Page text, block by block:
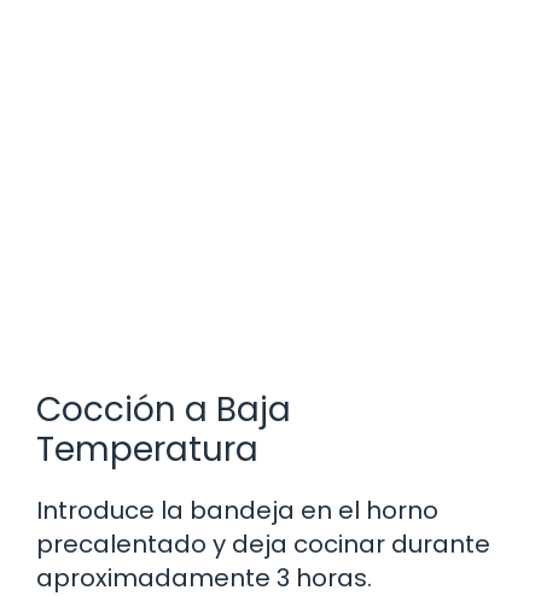
Cocción a Baja
Temperatura
Introduce la bandeja en el horno
precalentado y deja cocinar durante
aproximadamente 3 horas.